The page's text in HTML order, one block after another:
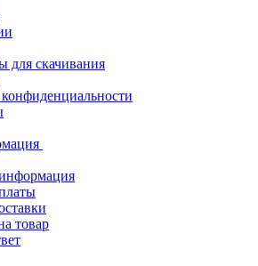
для скачивания
товар